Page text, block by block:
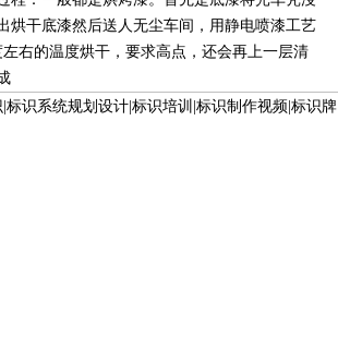
烘干底漆然后送人无尘车间，用静电喷漆工艺
左右的温度烘干 ， 要求高点，还会再上一层清